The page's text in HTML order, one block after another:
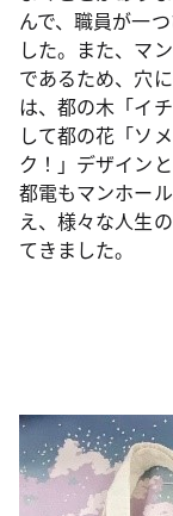
んで、職員が一
した。また、マ
であるため、穴
は、都の木「イ
して都の花「ソ
ク！」デザインと
都電もマンホー
え、様々な人生
てきました。